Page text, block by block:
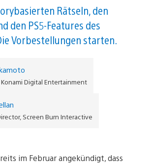
Rätseln, den
den PS5-Features des
Vorbestellungen starten.
Digital Entertainment
Screen Burn Interactive
im Februar angekündigt, dass